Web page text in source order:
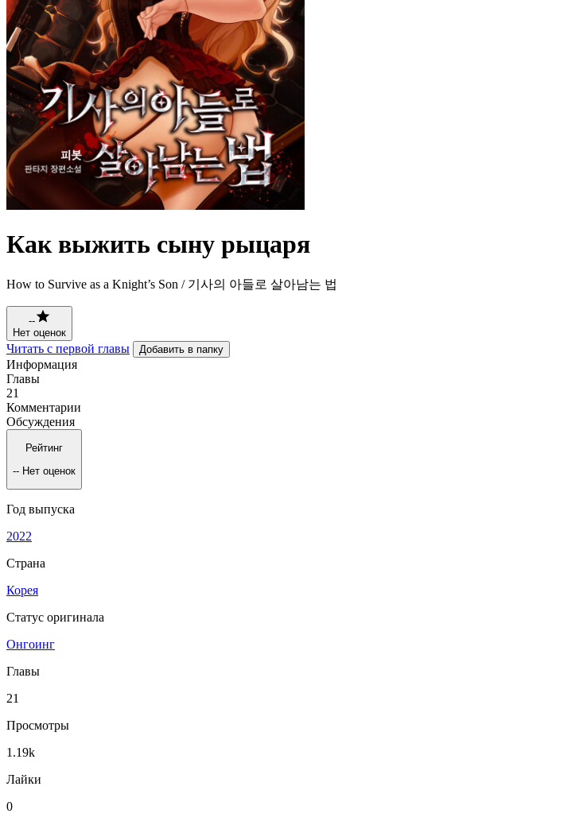
Как выжить сыну рыцаря
How to Survive as a Knight’s Son / 기사의 아들로 살아남는 법
--
Нет оценок
Читать с первой главы Добавить в папку
Информация
Главы
21
Комментарии
Обсуждения
Рейтинг
-- Нет оценок
Год выпуска
2022
Страна
Корея
Статус оригинала
Онгоинг
Главы
21
Просмотры
1.19k
Лайки
0